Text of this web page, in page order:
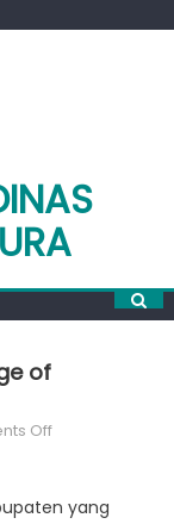
of
Offon
Richyang